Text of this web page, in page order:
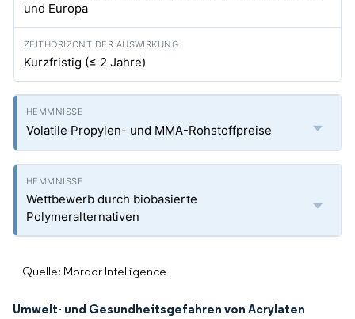
und Europa
Kurzfristig (≤ 2 Jahre)
Volatile Propylen- und MMA-Rohstoffpreise
Wettbewerb durch biobasierte
Polymeralternativen
Quelle: Mordor Intelligence
Umwelt- und Gesundheitsgefahren von Acrylaten